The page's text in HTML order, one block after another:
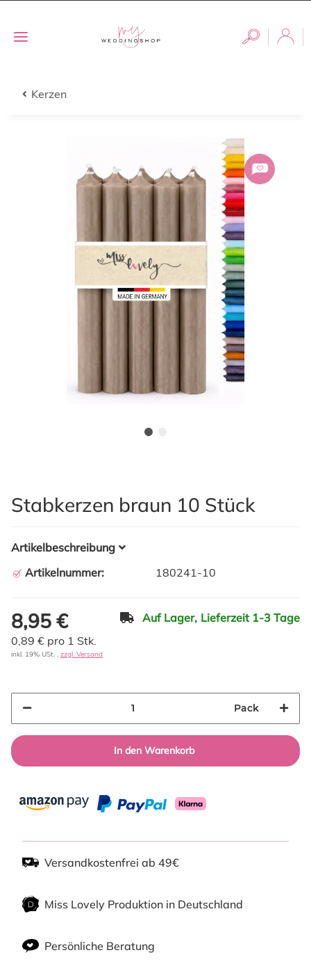
Kerzen
Stabkerzen braun 10 Stück
Artikelbeschreibung
Artikelnummer:
180241-10
8,95 € Auf Lager, Lieferzeit 1-3 Tage
0,89 € pro 1 Stk.
inkl. 19% USt. , zzgl. Versand
Pack
In den Warenkorb
Versandkostenfrei ab 49€
Miss Lovely Produktion in Deutschland
Persönliche Beratung